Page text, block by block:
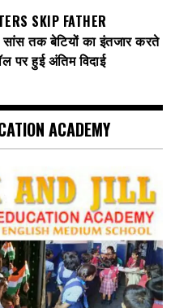
SKIP FATHER
सांस तक बेटियों का इंतजार करते
पर हुई अंतिम विदाई
ACADEMY